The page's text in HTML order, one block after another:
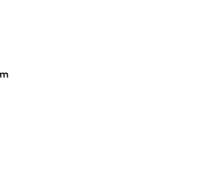
der eigentümliche Gast plant. Als sie
ist es bereits zu spät.